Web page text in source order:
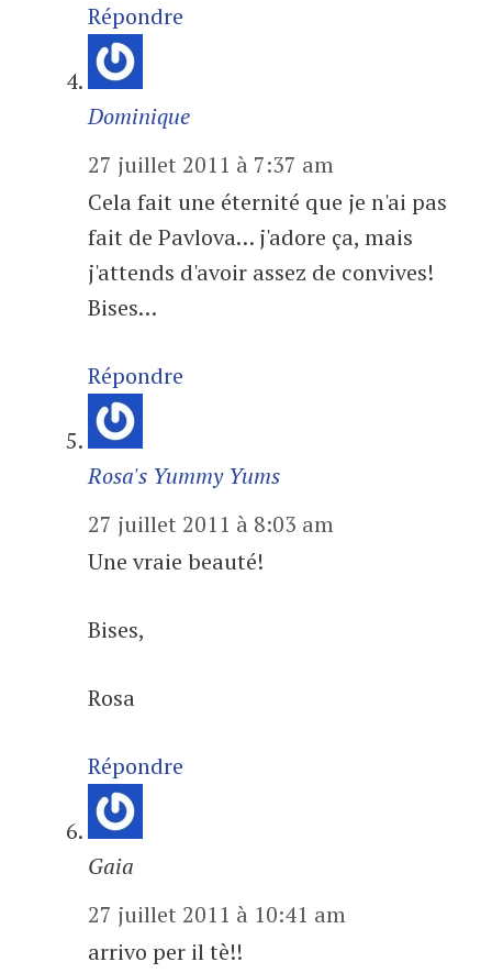
Répondre
Dominique
27 juillet 2011 à 7:37 am
Cela fait une éternité que je n'ai pas
fait de Pavlova… j'adore ça, mais
j'attends d'avoir assez de convives!
Bises…
Répondre
Rosa's Yummy Yums
27 juillet 2011 à 8:03 am
Une vraie beauté!
Bises,
Rosa
Répondre
Gaia
27 juillet 2011 à 10:41 am
arrivo per il tè!!